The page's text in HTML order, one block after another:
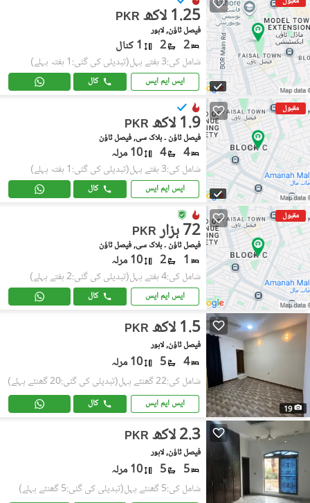
PKR 1.25 لاکھ
فیصل ٹاؤن, لاہور
2
2 1 کنال
شامل کی:3 ہفتے پہل (تبدیلی کی گئی:1 ہفتہ پہلے)
ایس ایم ایس کال
مقبول
PKR 1.9 لاکھ
فیصل ٹاؤن ۔ بلاک سی, فیصل ٹاؤن
4
4 10 مرلہ
شامل کی:3 ہفتے پہل (تبدیلی کی گئی:1 ہفتہ پہلے)
ایس ایم ایس کال
مقبول
PKR 72 ہزار
فیصل ٹاؤن ۔ بلاک سی, فیصل ٹاؤن
1
2 10 مرلہ
شامل کی:4 ہفتے پہل (تبدیلی کی گئی:2 ہفتے پہلے)
ایس ایم ایس کال
19
PKR 1.5 لاکھ
فیصل ٹاؤن, لاہور
4
5 10 مرلہ
شامل کی:22 گھنٹے پہل (تبدیلی کی گئی:20 گھنٹے پہلے)
ایس ایم ایس کال
PKR 2.3 لاکھ
فیصل ٹاؤن, لاہور
5
5 10 مرلہ
شامل کی:5 گھنٹے پہل (تبدیلی کی گئی:5 گھنٹے پہلے)